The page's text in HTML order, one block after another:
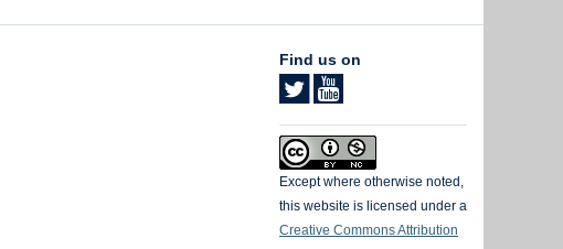
Find us on
Except where otherwise noted,
this website is licensed under a
Creative Commons Attribution